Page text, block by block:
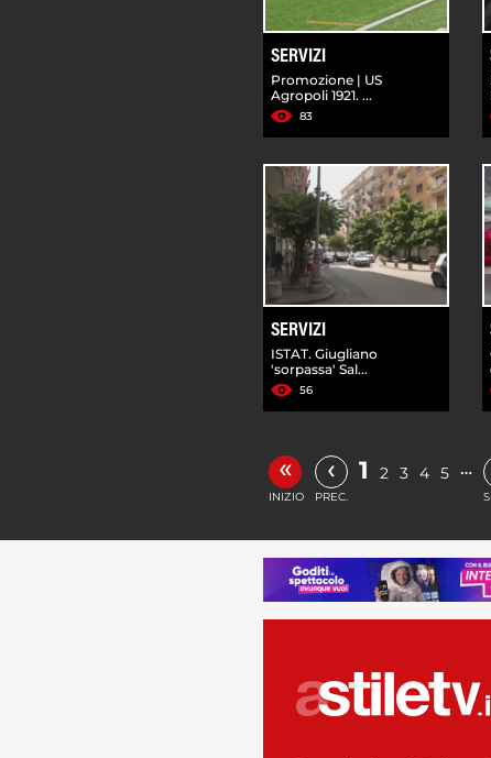
SERVIZI
Promozione | US
Agropoli 1921. ...
83
SERVIZI
ISTAT. Giugliano
'sorpassa' Sal...
56
«
INIZIO
‹
PREC.
1 2 3 4 5 …